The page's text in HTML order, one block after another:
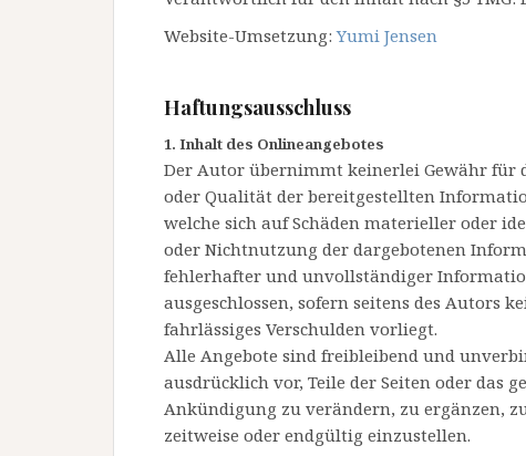
Website-Umsetzung:Yumi Jensen
Haftungsausschluss
1. Inhalt des Onlineangebotes
Der Autor übernimmt keinerlei Gewähr
oder Qualität der bereitgestellten
welche sich auf Schäden materieller oder
oder Nichtnutzung der dargebotenen
fehlerhafter und unvollständiger
ausgeschlossen, sofern seitens des Autors
fahrlässiges Verschulden vorliegt.
Alle Angebote sind freibleibend und
ausdrücklich vor, Teile der Seiten oder das
Ankündigung zu verändern, zu ergänzen,
zeitweise oder endgültig einzustellen.